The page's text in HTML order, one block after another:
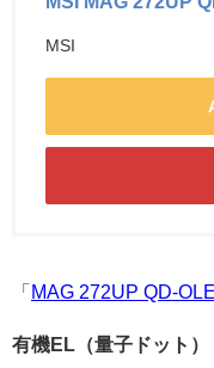
MSI
「MAG 272UP QD-
有機EL（量子ドット）